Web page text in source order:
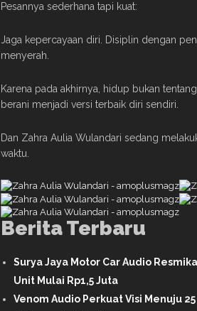
Pesannya sederhana tapi kuat:
Jaga kepercayaan diri. Disiplin dengan
menyerah.
Karena pada akhirnya, hidup bukan
berani menjadi versi terbaik diri sendiri.
Dan Zahra Aulia Wulandari sedang
waktu.
Berita Terbaru
Surya Jaya Motor Car Audio
Unit Mulai Rp1,5 Juta
Venom Audio Perkuat Visi Menuju